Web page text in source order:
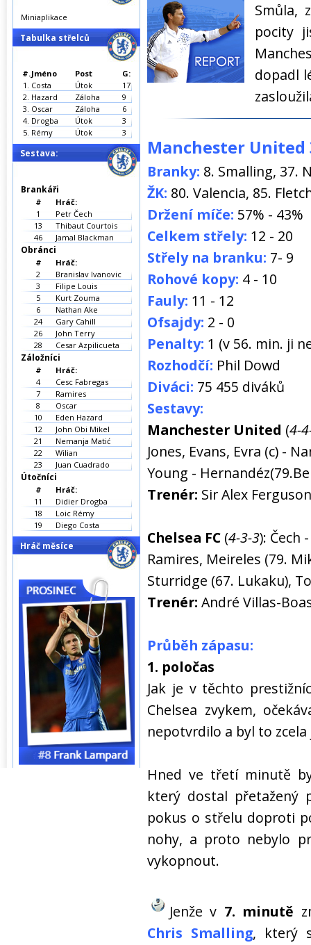
Smůla,
pocity
dopadl
Manchester United
Branky: 8. Smalling, 37.
ŽK: 80. Valencia, 85.
Držení míče: 57% - 43%
Celkem střely: 12 - 20
Střely na branku: 7- 9
Rohové kopy: 4 - 10
Fauly: 11 - 12
Ofsajdy: 2 - 0
Penalty: 1 (v 56. min. ji
Rozhodčí: Phil Dowd
Diváci: 75 455 diváků
Sestavy:
Manchester United (4-
Jones, Evans, Evra (c) -
Young -
Trenér: Sir Alex Ferguson
Chelsea FC (4-3-3): Čech
Ramires, Meireles (79.
Sturridge (67. Lukaku),
Trenér: André Villas-
Průběh zápasu:
1. poločas
Jak je v těchto
Chelsea zvykem,
nepotvrdilo a byl to zcela
Hned ve třetí minutě
který dostal přetažený
pokus o střelu doproti
nohy, a proto nebylo
vykopnout.
Jenže v 7. minutě
Chris Smalling, který
Miniaplikace
Tabulka střelců
#.Jméno Post
G:
1. Costa Útok
17
2. Hazard Záloha
9
3. Oscar Záloha
6
4. Drogba Útok
3
5. Rémy Útok 3
Sestava:
Brankáři
#
Hráč:
1
Petr Čech
13
Thibaut Courtois
46
Jamal Blackman
Obránci
#
Hráč:
2
Branislav Ivanovic
3
Filipe Louis
5
Kurt Zouma
6
Nathan Ake
24
Gary Cahill
26
John Terry
28
Cesar Azpilicueta
Záložníci
#
Hráč:
4
Cesc Fabregas
7
Ramires
8
Oscar
10
Eden Hazard
12
John Obi Mikel
21
Nemanja Matić
22
Wilian
23
Juan Cuadrado
Útočníci
#
Hráč:
11
Didier Drogba
18
Loic Rémy
19
Diego Costa
Hráč měsíce